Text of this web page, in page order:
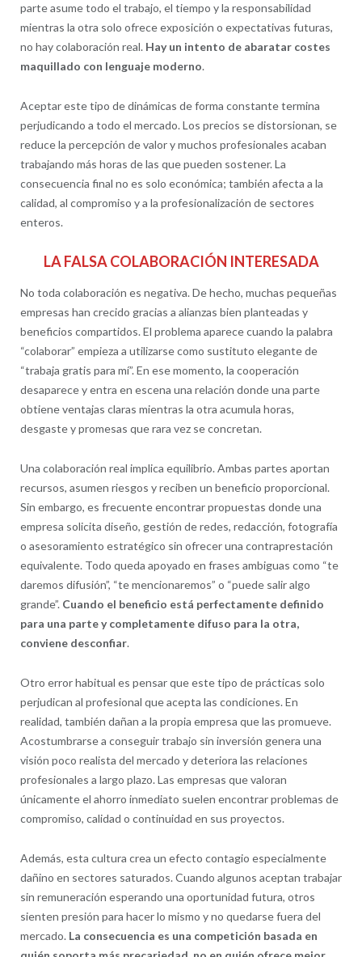
parte asume todo el trabajo, el tiempo y la responsabilidad
mientras la otra solo ofrece exposición o expectativas futuras,
no hay colaboración real. Hay un intento de abaratar costes
maquillado con lenguaje moderno.
Aceptar este tipo de dinámicas de forma constante termina
perjudicando a todo el mercado. Los precios se distorsionan, se
reduce la percepción de valor y muchos profesionales acaban
trabajando más horas de las que pueden sostener. La
consecuencia final no es solo económica; también afecta a la
calidad, al compromiso y a la profesionalización de sectores
enteros.
LA FALSA COLABORACIÓN INTERESADA
No toda colaboración es negativa. De hecho, muchas pequeñas
empresas han crecido gracias a alianzas bien planteadas y
beneficios compartidos. El problema aparece cuando la palabra
“colaborar” empieza a utilizarse como sustituto elegante de
“trabaja gratis para mí”. En ese momento, la cooperación
desaparece y entra en escena una relación donde una parte
obtiene ventajas claras mientras la otra acumula horas,
desgaste y promesas que rara vez se concretan.
Una colaboración real implica equilibrio. Ambas partes aportan
recursos, asumen riesgos y reciben un beneficio proporcional.
Sin embargo, es frecuente encontrar propuestas donde una
empresa solicita diseño, gestión de redes, redacción, fotografía
o asesoramiento estratégico sin ofrecer una contraprestación
equivalente. Todo queda apoyado en frases ambiguas como “te
daremos difusión”, “te mencionaremos” o “puede salir algo
grande”. Cuando el beneficio está perfectamente definido
para una parte y completamente difuso para la otra,
conviene desconfiar.
Otro error habitual es pensar que este tipo de prácticas solo
perjudican al profesional que acepta las condiciones. En
realidad, también dañan a la propia empresa que las promueve.
Acostumbrarse a conseguir trabajo sin inversión genera una
visión poco realista del mercado y deteriora las relaciones
profesionales a largo plazo. Las empresas que valoran
únicamente el ahorro inmediato suelen encontrar problemas de
compromiso, calidad o continuidad en sus proyectos.
Además, esta cultura crea un efecto contagio especialmente
dañino en sectores saturados. Cuando algunos aceptan trabajar
sin remuneración esperando una oportunidad futura, otros
sienten presión para hacer lo mismo y no quedarse fuera del
mercado. La consecuencia es una competición basada en